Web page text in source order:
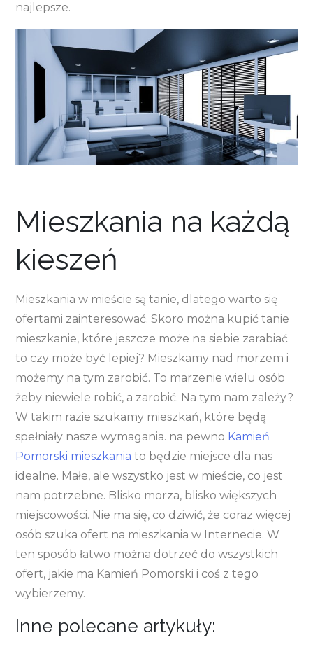
najlepsze.
Mieszkania na każdą
kieszeń
Mieszkania w mieście są tanie, dlatego warto się
ofertami zainteresować. Skoro można kupić tanie
mieszkanie, które jeszcze może na siebie zarabiać
to czy może być lepiej? Mieszkamy nad morzem i
możemy na tym zarobić. To marzenie wielu osób
żeby niewiele robić, a zarobić. Na tym nam zależy?
W takim razie szukamy mieszkań, które będą
spełniały nasze wymagania. na pewno Kamień
Pomorski mieszkania to będzie miejsce dla nas
idealne. Małe, ale wszystko jest w mieście, co jest
nam potrzebne. Blisko morza, blisko większych
miejscowości. Nie ma się, co dziwić, że coraz więcej
osób szuka ofert na mieszkania w Internecie. W
ten sposób łatwo można dotrzeć do wszystkich
ofert, jakie ma Kamień Pomorski i coś z tego
wybierzemy.
Inne polecane artykuły: